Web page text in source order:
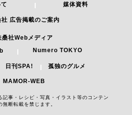
いて
プライバシーポリシー
著作権について
社 広告掲載のご案内